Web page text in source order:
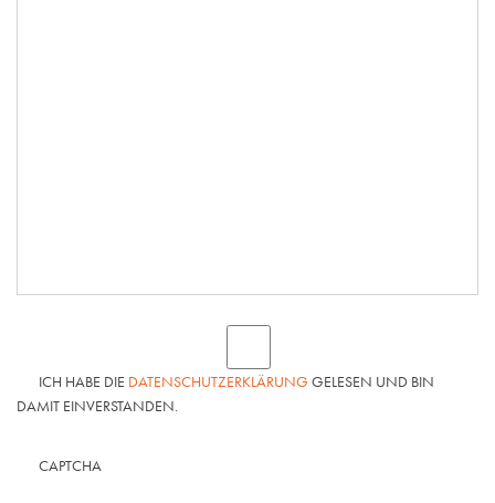
ICH HABE DIE DATENSCHUTZERKLÄRUNG GELESEN UND BIN
DAMIT EINVERSTANDEN.
CAPTCHA